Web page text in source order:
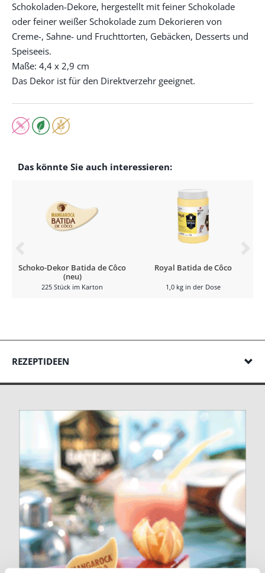
Schokoladen-Dekore, hergestellt mit feiner Schokolade
oder feiner weißer Schokolade zum Dekorieren von
Creme-, Sahne- und Fruchttorten, Gebäcken, Desserts und
Speiseeis.
Maße: 4,4 x 2,9 cm
Das Dekor ist für den Direktverzehr geeignet.
Das könnte Sie auch interessieren:
Schoko-Dekor Batida de Côco
(neu)
225 Stück im Karton
Royal Batida de Côco
1,0 kg in der Dose
REZEPTIDEEN